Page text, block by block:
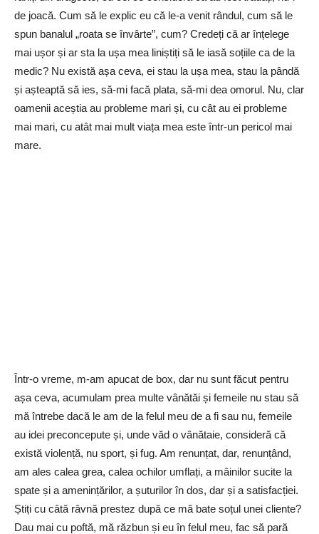
de joacă. Cum să le explic eu că le-a venit rândul, cum să le
spun banalul „roata se învârte”, cum? Credeți că ar înțelege
mai ușor și ar sta la ușa mea liniștiți să le iasă soțiile ca de la
medic? Nu există așa ceva, ei stau la ușa mea, stau la pândă
și așteaptă să ies, să-mi facă plata, să-mi dea omorul. Nu, clar
oamenii aceștia au probleme mari și, cu cât au ei probleme
mai mari, cu atât mai mult viața mea este într-un pericol mai
mare.
Într-o vreme, m-am apucat de box, dar nu sunt făcut pentru
așa ceva, acumulam prea multe vânătăi și femeile nu stau să
mă întrebe dacă le am de la felul meu de a fi sau nu, femeile
au idei preconcepute și, unde văd o vânătaie, consideră că
există violență, nu sport, și fug. Am renunțat, dar, renunțând,
am ales calea grea, calea ochilor umflați, a mâinilor sucite la
spate și a amenințărilor, a șuturilor în dos, dar și a satisfacției.
Știți cu câtă râvnă prestez după ce mă bate soțul unei cliente?
Dau mai cu poftă, mă răzbun și eu în felul meu, fac să pară